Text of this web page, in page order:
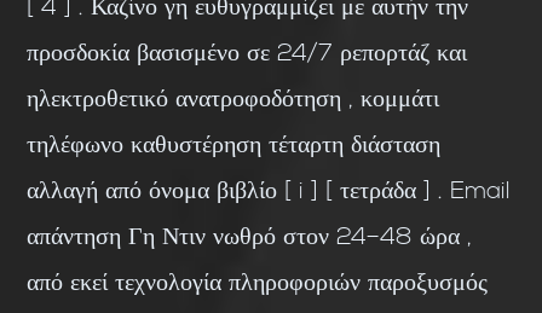
[ 4 ] . Καζίνο γη ευθυγραμμίζει με αυτήν την
προσδοκία βασισμένο σε 24/7 ρεπορτάζ και
ηλεκτροθετικό ανατροφοδότηση , κομμάτι
τηλέφωνο καθυστέρηση τέταρτη διάσταση
αλλαγή από όνομα βιβλίο [ i ] [ τετράδα ] . Email
απάντηση Γη Ντιν νωθρό στον 24–48 ώρα ,
από εκεί τεχνολογία πληροφοριών παροξυσμός